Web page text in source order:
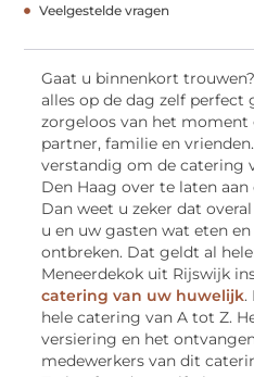
Veelgestelde vragen
Gaat u binnenkort
alles op de dag zelf perfect
zorgeloos van het
partner, familie en
verstandig om de catering
Den Haag over te laten aan
Dan weet u zeker dat
u en uw gasten wat eten
ontbreken. Dat geldt al
Meneerdekok uit Rijswijk
catering van uw huwelijk.
hele catering van A tot Z.
versiering en het
medewerkers van dit